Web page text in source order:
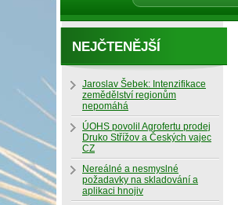
NEJČTENĚJŠÍ
Jaroslav Šebek: Intenzifikace
zemědělství regionům
nepomáhá
ÚOHS povolil Agrofertu prodej
Druko Střížov a Českých vajec
CZ
Nereálné a nesmyslné
požadavky na skladování a
aplikaci hnojiv